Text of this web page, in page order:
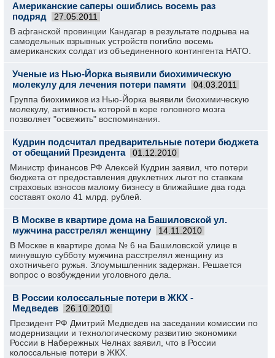
Американские саперы ошиблись восемь раз
подряд
27.05.2011
В афганской провинции Кандагар в результате подрыва на
самодельных взрывных устройств погибло восемь
американских солдат из объединенного контингента НАТО.
Ученые из Нью-Йорка выявили биохимическую
молекулу для лечения потери памяти
04.03.2011
Группа биохимиков из Нью-Йорка выявили биохимическую
молекулу, активность которой в коре головного мозга
позволяет "освежить" воспоминания.
Кудрин подсчитал предварительные потери бюджета
от обещаний Президента
01.12.2010
Министр финансов РФ Алексей Кудрин заявил, что потери
бюджета от предоставления двухлетних льгот по ставкам
страховых взносов малому бизнесу в ближайшие два года
составят около 41 млрд. рублей.
В Москве в квартире дома на Башиловской ул.
мужчина расстрелял женщину
14.11.2010
В Москве в квартире дома № 6 на Башиловской улице в
минувшую субботу мужчина расстрелял женщину из
охотничьего ружья. Злоумышленник задержан. Решается
вопрос о возбуждении уголовного дела.
В России колоссальные потери в ЖКХ -
Медведев
26.10.2010
Президент РФ Дмитрий Медведев на заседании комиссии по
модернизации и технологическому развитию экономики
России в Набережных Челнах заявил, что в России
колоссальные потери в ЖКХ.